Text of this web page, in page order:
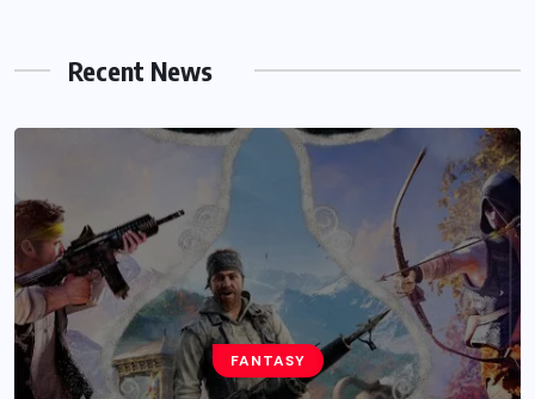
Recent News
HEROES